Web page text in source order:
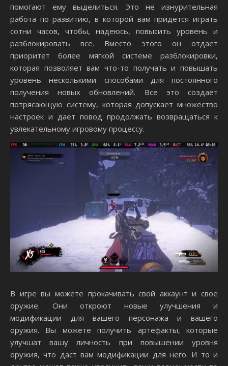
помогают ему выделиться. Это не изнурительная
работа по развитию, в которой вам придется играть
сотни часов, чтобы, надеюсь, повысить уровень и
разблокировать все. Вместо этого он отдает
приоритет более мягкой системе разблокировки,
которая позволяет вам что-то получать и повышать
уровень несколькими способами для постоянного
получения новых обновлений. Все это создает
потрясающую систему, которая допускает множество
настроек и дает повод продолжать возвращаться к
увлекательному игровому процессу.
В игре вы можете прокачивать свой аккаунт и свое
оружие. Они откроют новые улучшения и
модификации для вашего персонажа и вашего
оружия. Вы можете получить артефакты, которые
улучшат вашу личность при повышении уровня
оружия, что даст вам модификации для него. И то и